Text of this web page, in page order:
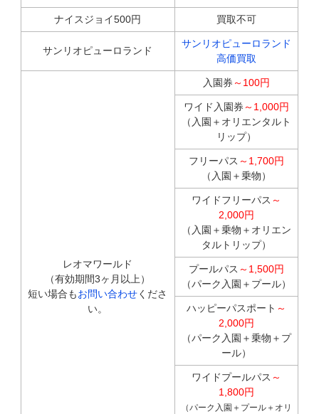
ナイスジョイ500円 買取不可
サンリオピューロランド
サンリオピューロランド
高価買取
レオマワールド
（有効期間3ヶ月以上）
短い場合もお問い合わせくださ
い。
入園券 ～100円
ワイド入園券 ～1,000円
（入園＋オリエンタルト
リップ）
フリーパス ～1,700円
（入園＋乗物）
ワイドフリーパス ～
2,000円
（入園＋乗物＋オリエン
タルトリップ）
プールパス ～1,500円
（パーク入園＋プール）
ハッピーパスポート ～
2,000円
（パーク入園＋乗物＋プ
ール）
ワイドプールパス ～
1,800円
（パーク入園＋プール＋オリ